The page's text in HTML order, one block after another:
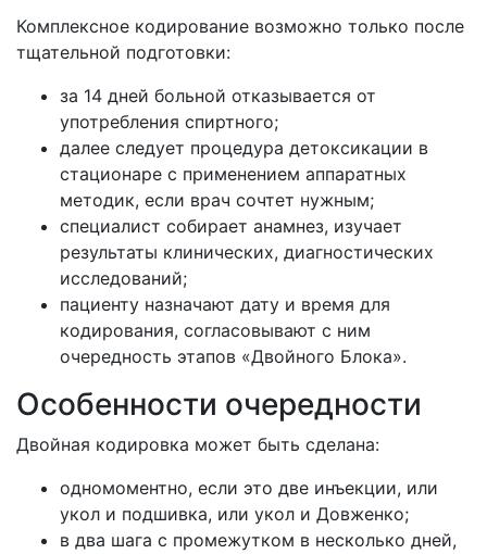
Комплексное кодирование возможно только после
тщательной подготовки:
за 14 дней больной отказывается от
употребления спиртного;
далее следует процедура детоксикации в
стационаре с применением аппаратных
методик, если врач сочтет нужным;
специалист собирает анамнез, изучает
результаты клинических, диагностических
исследований;
пациенту назначают дату и время для
кодирования, согласовывают с ним
очередность этапов «Двойного Блока».
Особенности очередности
Двойная кодировка может быть сделана:
одномоментно, если это две инъекции, или
укол и подшивка, или укол и Довженко;
в два шага с промежутком в несколько дней,